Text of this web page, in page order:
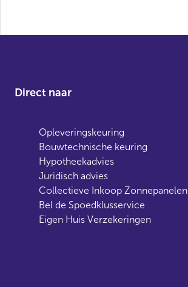
Direct naar
Opleveringskeuring
Bouwtechnische keuring
Hypotheekadvies
Juridisch advies
Collectieve Inkoop Zonnepanelen
Bel de Spoedklusservice
Eigen Huis Verzekeringen